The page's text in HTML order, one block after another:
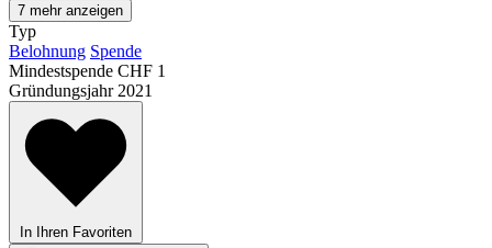
7 mehr anzeigen
Typ
Belohnung Spende
Mindestspende CHF 1
Gründungsjahr 2021
In Ihren Favoriten